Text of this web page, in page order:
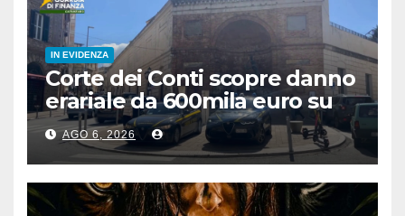
IN EVIDENZA
Corte dei Conti scopre danno
erariale da 600mila euro su
depuratori in Calabria
AGO 6, 2026